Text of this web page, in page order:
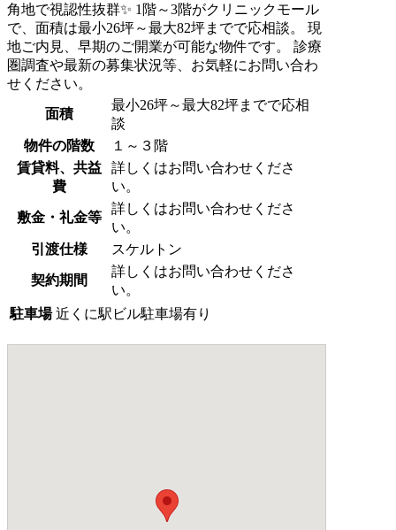
角地で視認性抜群✨ 1階～3階がクリニックモール
で、面積は最小26坪～最大82坪までで応相談。 現
地ご内見、早期のご開業が可能な物件です。 診療
圏調査や最新の募集状況等、お気軽にお問い合わ
せください。
面積
最小26坪～最大82坪までで応相
談
物件の階数
１～３階
賃貸料、共益
費
詳しくはお問い合わせくださ
い。
敷金・礼金等
詳しくはお問い合わせくださ
い。
引渡仕様
スケルトン
契約期間
詳しくはお問い合わせくださ
い。
駐車場 近くに駅ビル駐車場有り